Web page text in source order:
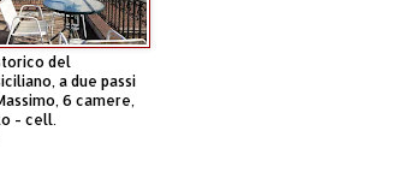
del
a due passi
6 camere,
- cell.